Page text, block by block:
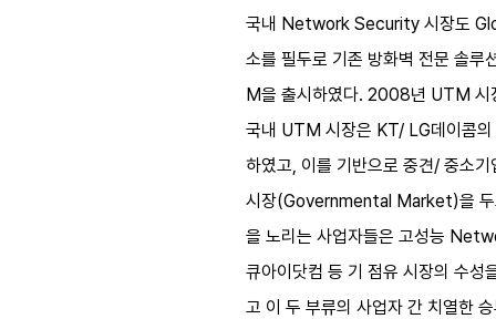
국내 Network Security 시장도
소를 필두로 기존 방화벽 전문 솔
M을 출시하였다. 2008년 UTM 시
국내 UTM 시장은 KT/ LG데이콤
하였고, 이를 기반으로 중견/ 중소
시장(Governmental Market)을 두
을 노리는 사업자들은 고성능
큐아이닷컴 등 기 점유 시장의 수
고 이 두 부류의 사업자 간 치열한